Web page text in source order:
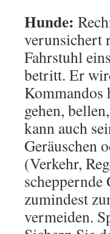
Hunde:
verunsichert
Fahrstuhl
betritt. Er
Kommandos
gehen,
kann auch
Geräuschen
(Verkehr,
scheppernde
zumindest
vermeiden.